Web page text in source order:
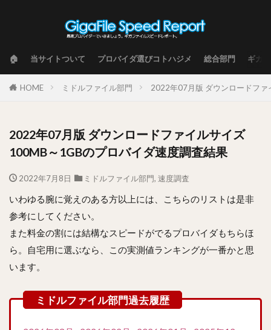
🏠 当サイトついて プロバイダ選びコトハジメ 総合部門 ギガ
HOME ミドルファイル部門 2022年07月版 ダウンロードフ
2022年07月版 ダウンロードファイルサイズ
100MB～1GBのプロバイダ速度調査結果
2022年7月8日 ミドルファイル部門, 速度調査
いわゆる腕に覚えのある方以上には、こちらのリストは是非
参考にしてください。
また料金の割には結構なスピードがでるプロバイダもちらほ
ら。自宅用に選ぶなら、この実測値ランキングが一番かと思
います。